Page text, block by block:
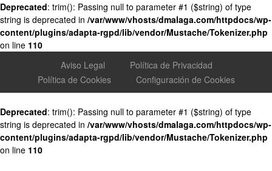
Deprecated: trim(): Passing null to parameter #1 ($string) of type
string is deprecated in /var/www/vhosts/dmalaga.com/httpdocs/wp-
content/plugins/adapta-rgpd/lib/vendor/Mustache/Tokenizer.php
on line 110
Aviso Legal
Política de Privacidad
Política de Cookies
Configuración de Cookies
Deprecated: trim(): Passing null to parameter #1 ($string) of type
string is deprecated in /var/www/vhosts/dmalaga.com/httpdocs/wp-
content/plugins/adapta-rgpd/lib/vendor/Mustache/Tokenizer.php
on line 110